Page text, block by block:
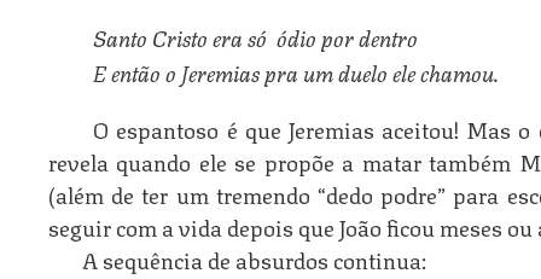
Santo Cristo era só  ódio por dentro
E então o Jeremias pra um duelo ele chamou.
O espantoso é que Jeremias aceitou! Mas
revela quando ele se propõe a matar também
(além de ter um tremendo “dedo podre” para
seguir com a vida depois que João ficou meses
A sequência de absurdos continua: